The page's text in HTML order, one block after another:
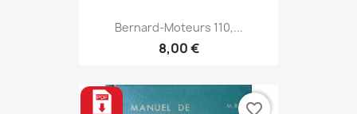
Bernard-Moteurs 110,...
8,00 €
favorite_border